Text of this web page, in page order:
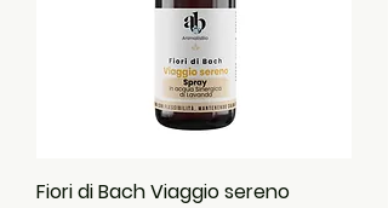
Fiori di Bach Viaggio sereno